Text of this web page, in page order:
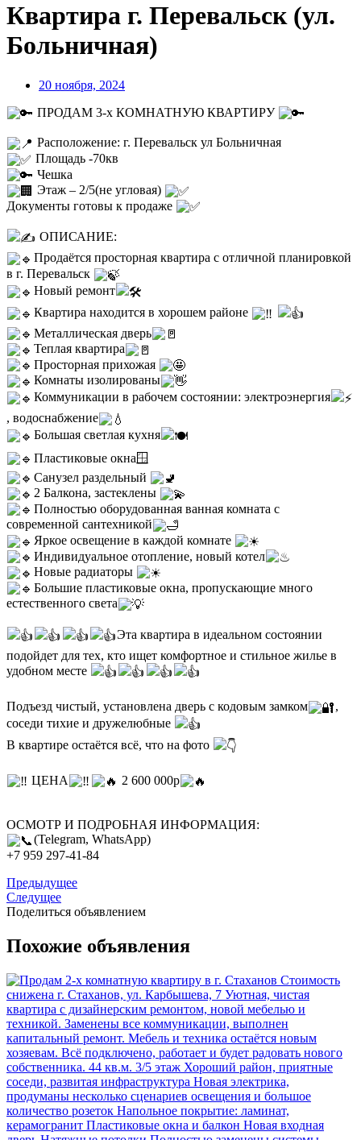
Квартира г. Перевальск (ул.
Больничная)
20 ноября, 2024
ПРОДАМ 3-х КОМНАТНУЮ КВАРТИРУ
Расположение: г. Перевальск ул Больничная
Площадь -70кв
Чешка
Этаж – 2/5(не угловая)
Документы готовы к продаже
ОПИСАНИЕ:
Продаётся просторная квартира с отличной планировкой
в г. Перевальск
Новый ремонт
Квартира находится в хорошем районе
Металлическая дверь
Теплая квартира
Просторная прихожая
Комнаты изолированы
Коммуникации в рабочем состоянии: электроэнергия
, водоснабжение
Большая светлая кухня
Пластиковые окна🪟
Санузел раздельный
2 Балкона, застеклены
Полностью оборудованная ванная комната с
современной сантехникой
Яркое освещение в каждой комнате
Индивидуальное отопление, новый котел
Новые радиаторы
Большие пластиковые окна, пропускающие много
естественного света
Эта квартира в идеальном состоянии
подойдет для тех, кто ищет комфортное и стильное жилье в
удобном месте
Подъезд чистый, установлена дверь с кодовым замком
,
соседи тихие и дружелюбные
В квартире остаётся всё, что на фото
ЦЕНА 2 600 000р
ОСМОТР И ПОДРОБНАЯ ИНФОРМАЦИЯ:
(Telegram, WhatsApp)
+7 959 297-41-84
Предыдущее
Следущее
Поделиться объявлением
Похожие объявления